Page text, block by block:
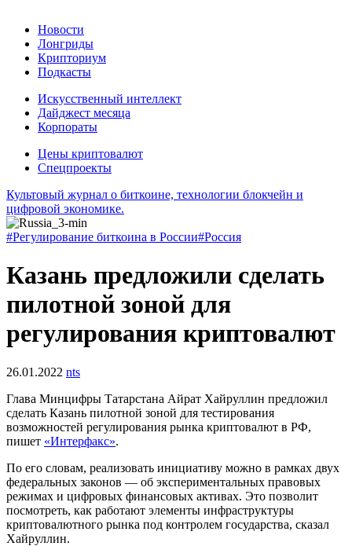
Новости
Лонгриды
Крипториум
Подкасты
Искусственный интеллект
Дайджест месяца
Корпораты
Цены криптовалют
Спецпроекты
Культовый журнал о биткоине, технологии блокчейн и
цифровой экономике.
#Регулирование биткоина в России#Россия
Казань предложили сделать
пилотной зоной для
регулирования криптовалют
26.01.2022 nts
Глава Минцифры Татарстана Айрат Хайруллин предложил
сделать Казань пилотной зоной для тестирования
возможностей регулирования рынка криптовалют в РФ,
пишет «Интерфакс».
По его словам, реализовать инициативу можно в рамках двух
федеральных законов — об экспериментальных правовых
режимах и цифровых финансовых активах. Это позволит
посмотреть, как работают элементы инфраструктуры
криптовалютного рынка под контролем государства, сказал
Хайруллин.